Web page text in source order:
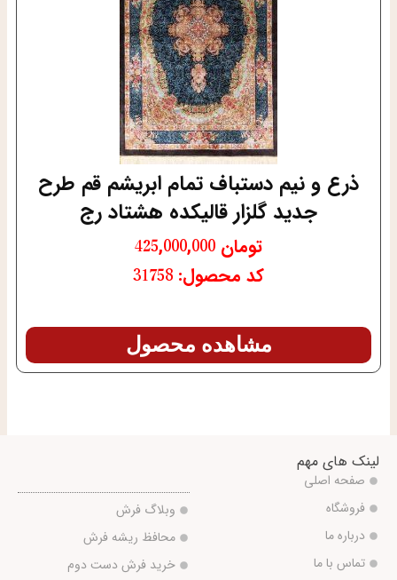
ذرع و نیم دستباف تمام ابریشم قم طرح
جدید گلزار قالیکده هشتاد رج
تومان
کد محصول: 31758
مشاهده محصول
لینک های مهم
صفحه اصلی
فروشگاه
درباره ما
تماس با ما
وبلاگ فرش
محافظ ریشه فرش
خرید فرش دست دوم